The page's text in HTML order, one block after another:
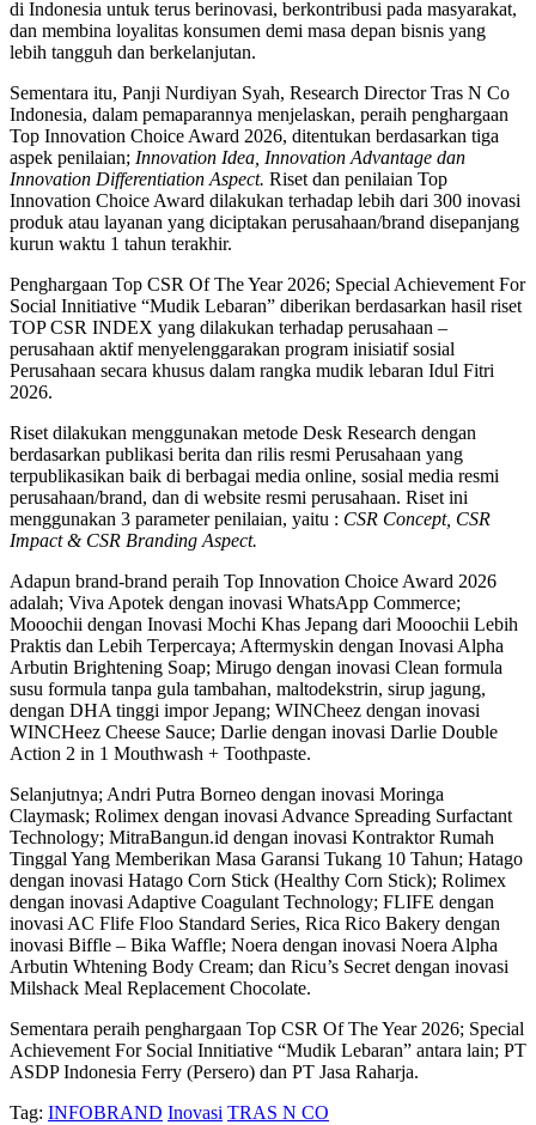
di Indonesia untuk terus berinovasi, berkontribusi pada masyarakat,
dan membina loyalitas konsumen demi masa depan bisnis yang
lebih tangguh dan berkelanjutan.
Sementara itu, Panji Nurdiyan Syah, Research Director Tras N Co
Indonesia, dalam pemaparannya menjelaskan, peraih penghargaan
Top Innovation Choice Award 2026, ditentukan berdasarkan tiga
aspek penilaian; Innovation Idea, Innovation Advantage dan
Innovation Differentiation Aspect. Riset dan penilaian Top
Innovation Choice Award dilakukan terhadap lebih dari 300 inovasi
produk atau layanan yang diciptakan perusahaan/brand disepanjang
kurun waktu 1 tahun terakhir.
Penghargaan Top CSR Of The Year 2026; Special Achievement For
Social Innitiative “Mudik Lebaran” diberikan berdasarkan hasil riset
TOP CSR INDEX yang dilakukan terhadap perusahaan –
perusahaan aktif menyelenggarakan program inisiatif sosial
Perusahaan secara khusus dalam rangka mudik lebaran Idul Fitri
2026.
Riset dilakukan menggunakan metode Desk Research dengan
berdasarkan publikasi berita dan rilis resmi Perusahaan yang
terpublikasikan baik di berbagai media online, sosial media resmi
perusahaan/brand, dan di website resmi perusahaan. Riset ini
menggunakan 3 parameter penilaian, yaitu : CSR Concept, CSR
Impact & CSR Branding Aspect.
Adapun brand-brand peraih Top Innovation Choice Award 2026
adalah; Viva Apotek dengan inovasi WhatsApp Commerce;
Mooochii dengan Inovasi Mochi Khas Jepang dari Mooochii Lebih
Praktis dan Lebih Terpercaya; Aftermyskin dengan Inovasi Alpha
Arbutin Brightening Soap; Mirugo dengan inovasi Clean formula
susu formula tanpa gula tambahan, maltodekstrin, sirup jagung,
dengan DHA tinggi impor Jepang; WINCheez dengan inovasi
WINCHeez Cheese Sauce; Darlie dengan inovasi Darlie Double
Action 2 in 1 Mouthwash + Toothpaste.
Selanjutnya; Andri Putra Borneo dengan inovasi Moringa
Claymask; Rolimex dengan inovasi Advance Spreading Surfactant
Technology; MitraBangun.id dengan inovasi Kontraktor Rumah
Tinggal Yang Memberikan Masa Garansi Tukang 10 Tahun; Hatago
dengan inovasi Hatago Corn Stick (Healthy Corn Stick); Rolimex
dengan inovasi Adaptive Coagulant Technology; FLIFE dengan
inovasi AC Flife Floo Standard Series, Rica Rico Bakery dengan
inovasi Biffle – Bika Waffle; Noera dengan inovasi Noera Alpha
Arbutin Whtening Body Cream; dan Ricu’s Secret dengan inovasi
Milshack Meal Replacement Chocolate.
Sementara peraih penghargaan Top CSR Of The Year 2026; Special
Achievement For Social Innitiative “Mudik Lebaran” antara lain; PT
ASDP Indonesia Ferry (Persero) dan PT Jasa Raharja.
Tag: INFOBRAND Inovasi TRAS N CO